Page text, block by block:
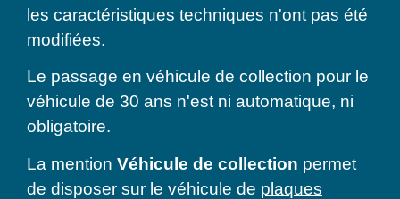
les caractéristiques techniques n'ont pas été
modifiées.
Le passage en véhicule de collection pour le
véhicule de 30 ans n'est ni automatique, ni
obligatoire.
La mention Véhicule de collection permet
de disposer sur le véhicule de plaques